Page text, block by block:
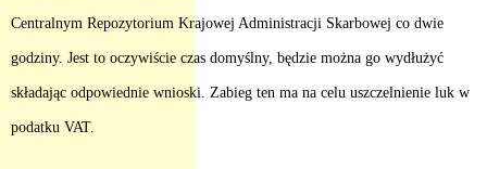
Centralnym Repozytorium Krajowej Administracji Skarbowej co dwie
godziny. Jest to oczywiście czas domyślny, będzie można go wydłużyć
składając odpowiednie wnioski. Zabieg ten ma na celu uszczelnienie luk w
podatku VAT.